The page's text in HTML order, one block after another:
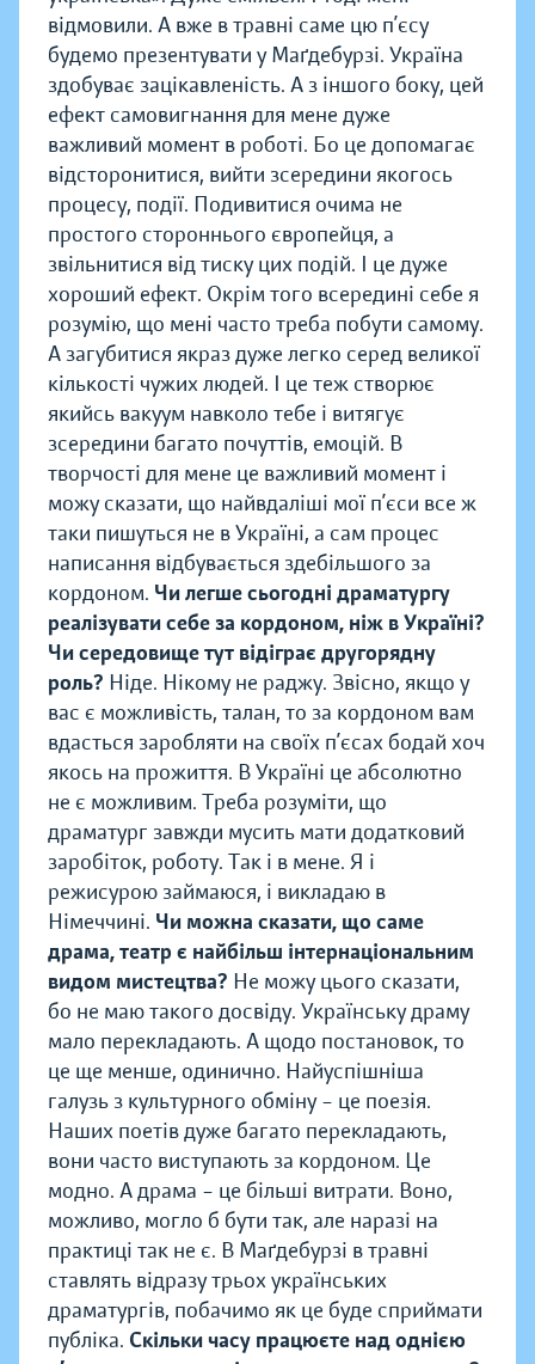
відмовили. А вже в травні саме цю п’єсу
будемо презентувати у Маґдебурзі. Україна
здобуває зацікавленість. А з іншого боку, цей
ефект самовигнання для мене дуже
важливий момент в роботі. Бо це допомагає
відсторонитися, вийти зсередини якогось
процесу, події. Подивитися очима не
простого стороннього європейця, а
звільнитися від тиску цих подій. І це дуже
хороший ефект. Окрім того всередині себе я
розумію, що мені часто треба побути самому.
А загубитися якраз дуже легко серед великої
кількості чужих людей. І це теж створює
якийсь вакуум навколо тебе і витягує
зсередини багато почуттів, емоцій. В
творчості для мене це важливий момент і
можу сказати, що найвдаліші мої п’єси все ж
таки пишуться не в Україні, а сам процес
написання відбувається здебільшого за
кордоном. Чи легше сьогодні драматургу
реалізувати себе за кордоном, ніж в Україні?
Чи середовище тут відіграє другорядну
роль? Ніде. Нікому не раджу. Звісно, якщо у
вас є можливість, талан, то за кордоном вам
вдасться заробляти на своїх п’єсах бодай хоч
якось на прожиття. В Україні це абсолютно
не є можливим. Треба розуміти, що
драматург завжди мусить мати додатковий
заробіток, роботу. Так і в мене. Я і
режисурою займаюся, і викладаю в
Німеччині. Чи можна сказати, що саме
драма, театр є найбільш інтернаціональним
видом мистецтва? Не можу цього сказати,
бо не маю такого досвіду. Українську драму
мало перекладають. А щодо постановок, то
це ще менше, одинично. Найуспішніша
галузь з культурного обміну – це поезія.
Наших поетів дуже багато перекладають,
вони часто виступають за кордоном. Це
модно. А драма – це більші витрати. Воно,
можливо, могло б бути так, але наразі на
практиці так не є. В Маґдебурзі в травні
ставлять відразу трьох українських
драматургів, побачимо як це буде сприймати
публіка. Скільки часу працюєте над однією